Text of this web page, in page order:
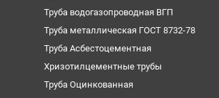
Труба водогазопроводная ВГП
Труба металлическая ГОСТ 8732-78
Труба Асбестоцементная
Хризотилцементные трубы
Труба Оцинкованная